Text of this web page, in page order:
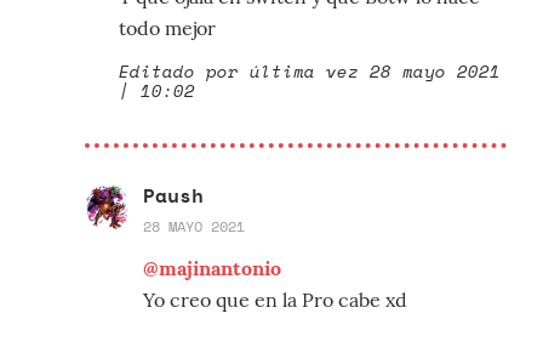
todo mejor
Editado por última vez 28 mayo 2021
| 10:02
Paush
28 MAYO 2021
@majinantonio
Yo creo que en la Pro cabe xd